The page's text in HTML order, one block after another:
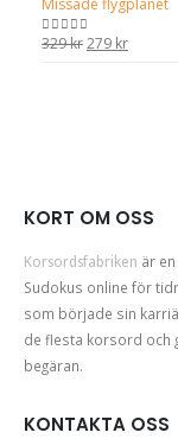
0out of 5
329kr Det
279 krDet
KORT OM OSS
Korsordsfabriken är
Sudokus online för
som började sin
de flesta korsord och
begäran.
KONTAKTA OSS